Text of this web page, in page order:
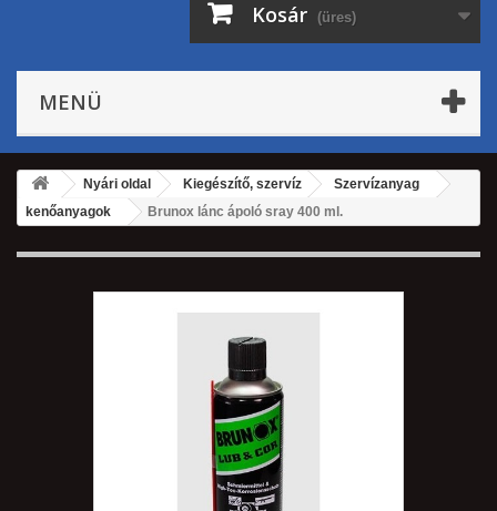
Kosár (üres)
MENÜ
Nyári oldal Kiegészítő, szervíz
Szervízanyag
kenőanyagok
Brunox lánc ápoló sray 400 ml.